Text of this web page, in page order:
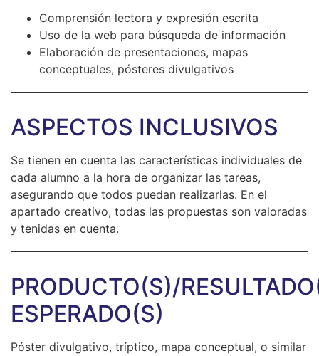
Comprensión lectora y expresión escrita
Uso de la web para búsqueda de información
Elaboración de presentaciones, mapas
conceptuales, pósteres divulgativos
ASPECTOS INCLUSIVOS
Se tienen en cuenta las características individuales de
cada alumno a la hora de organizar las tareas,
asegurando que todos puedan realizarlas. En el
apartado creativo, todas las propuestas son valoradas
y tenidas en cuenta.
PRODUCTO(S)/
ESPERADO(S)
Póster divulgativo, tríptico, mapa conceptual, o similar